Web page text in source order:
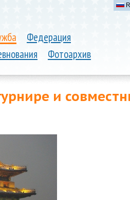
Федерация
Фотоархив
и